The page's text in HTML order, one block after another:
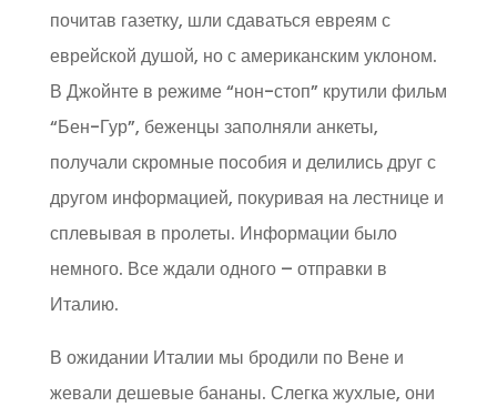
почитав газетку, шли сдаваться евреям с
еврейской душой, но с американским уклоном.
В Джойнте в режиме “нон-стоп” крутили фильм
“Бен-Гур”, беженцы заполняли анкеты,
получали скромные пособия и делились друг с
другом информацией, покуривая на лестнице и
сплевывая в пролеты. Информации было
немного. Все ждали одного – отправки в
Италию.
В ожидании Италии мы бродили по Вене и
жевали дешевые бананы. Слегка жухлые, они